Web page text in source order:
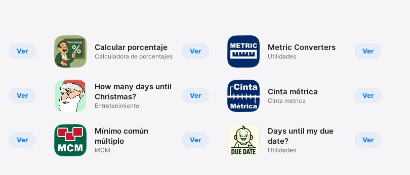
Ver
Ver
Ver
Ver
Calcular porcentaje
Calculadora de porcentajes
Ver
How many days until
Christmas?
Entretenimiento
Ver
Mínimo común
múltiplo
MCM
Ver
Metric Converters
Utilidades
Ver
Cinta métrica
Cinta metrica
Ver
Days until my due
date?
Utilidades